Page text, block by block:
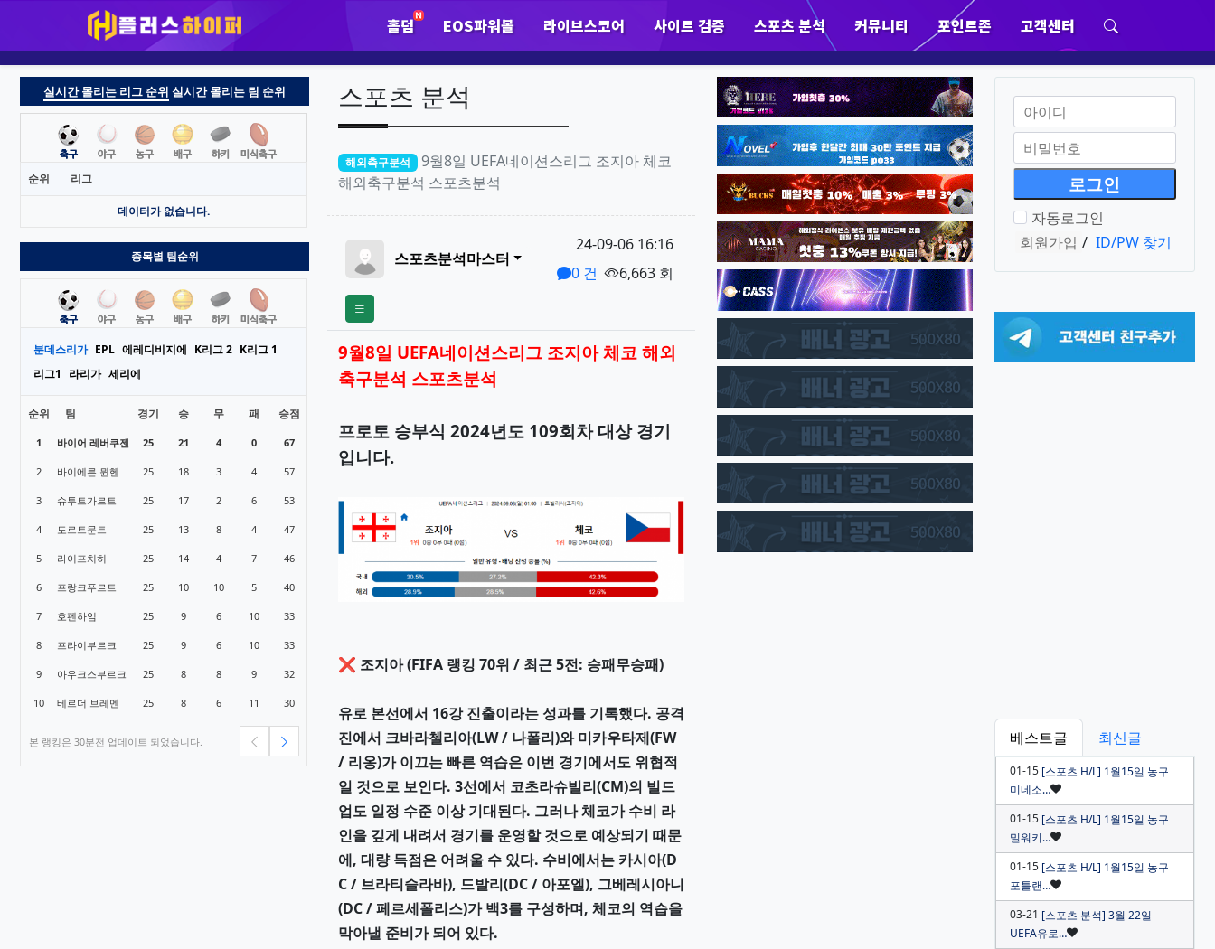
홀덤 EOS파워볼
하위분류
라이브스코어 사이트 검증
하위분류
스포츠 분석
하위분류
커뮤니티
하위분류
포인트존
하위분류
고객센터
하위분류
팝업레이어 알림이 없습니다.
실시간 몰리는 리그 순위 실시간 몰리는 팀 순위
순위 리그
데이터가 없습니다.
종목별 팀순위
분데스리가 EPL 에레디비지에 K리그 2 K리그 1
리그1
라리가 세리에
순위 팀 경기 승 무 패 승점
1 바이어 레버쿠젠 25 21 4 0 67
2 바이에른 뮌헨 25 18 3 4 57
3 슈투트가르트 25 17 2 6 53
4 도르트문트 25 13 8 4 47
5 라이프치히 25 14 4 7 46
6 프랑크푸르트 25 10 10 5 40
7 호펜하임 25 9 6 10 33
8 프라이부르크 25 9 6 10 33
9 아우크스부르크 25 8 8 9 32
10 베르더 브레멘 25 8 6 11 30
본 랭킹은 30분전 업데이트 되었습니다.
자동로그인
회원가입 / ID/PW 찾기
베스트글 최신글
01-15 [스포츠 H/L] 1월15일 농구
미네소…
인기글
01-15 [스포츠 H/L] 1월15일 농구
밀워키…
인기글
01-15 [스포츠 H/L] 1월15일 농구
포틀랜…
인기글
03-21 [스포츠 분석] 3월 22일
UEFA유로…
인기글